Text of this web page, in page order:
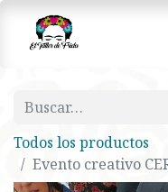
Todos los productos
Evento creativo